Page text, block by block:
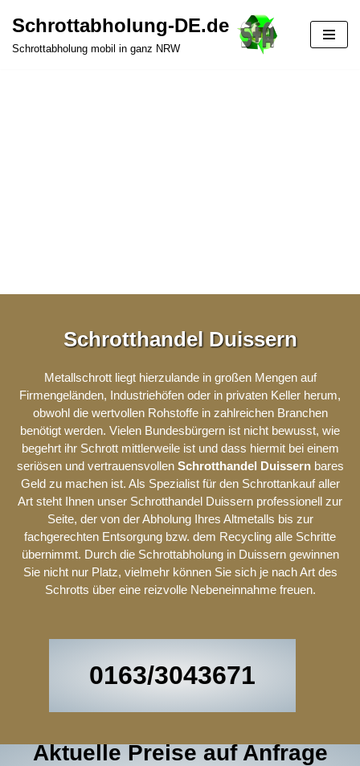
Zum
Schrottabholung-DE.de
Schrottabholung mobil in ganz NRW
Schrotthandel Duissern
Metallschrott liegt hierzulande in großen Mengen auf
Firmengeländen, Industriehöfen oder in privaten Keller herum,
obwohl die wertvollen Rohstoffe in zahlreichen Branchen
benötigt werden. Vielen Bundesbürgern ist nicht bewusst, wie
begehrt ihr Schrott mittlerweile ist und dass hiermit bei einem
seriösen und vertrauensvollen Schrotthandel Duissernbares
Geld zu machen ist. Als Spezialist für den Schrottankauf aller
Art steht Ihnen unser Schrotthandel Duissern professionell zur
Seite, der von der Abholung Ihres Altmetalls bis zur
fachgerechten Entsorgung bzw. dem Recycling alle Schritte
übernimmt. Durch die Schrottabholung in Duissern gewinnen
Sie nicht nur Platz, vielmehr können Sie sich je nach Art des
Schrotts über eine reizvolle Nebeneinnahme freuen.
0163/3043671
Aktuelle Preise auf Anfrage